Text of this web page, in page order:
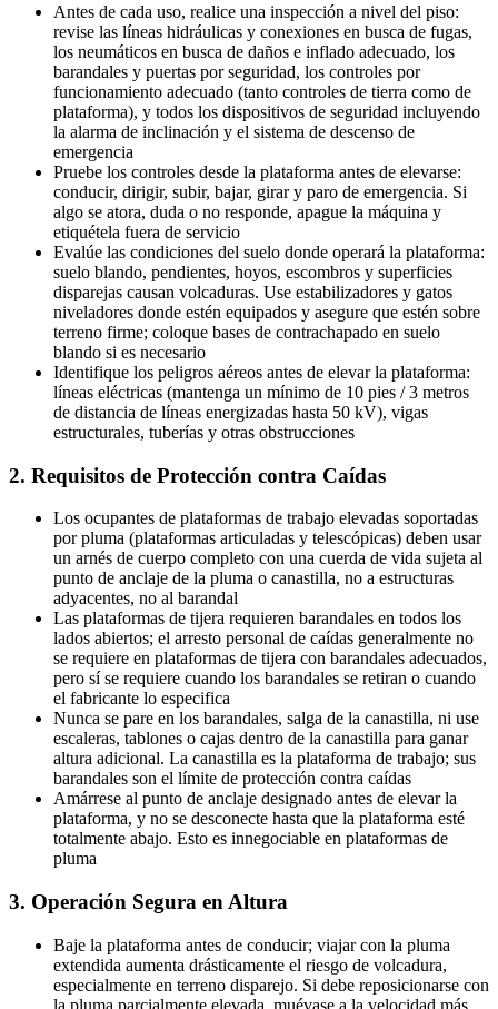
Antes de cada uso, realice una inspección a nivel del piso:
revise las líneas hidráulicas y conexiones en busca de fugas,
los neumáticos en busca de daños e inflado adecuado, los
barandales y puertas por seguridad, los controles por
funcionamiento adecuado (tanto controles de tierra como de
plataforma), y todos los dispositivos de seguridad incluyendo
la alarma de inclinación y el sistema de descenso de
emergencia
Pruebe los controles desde la plataforma antes de elevarse:
conducir, dirigir, subir, bajar, girar y paro de emergencia. Si
algo se atora, duda o no responde, apague la máquina y
etiquétela fuera de servicio
Evalúe las condiciones del suelo donde operará la plataforma:
suelo blando, pendientes, hoyos, escombros y superficies
disparejas causan volcaduras. Use estabilizadores y gatos
niveladores donde estén equipados y asegure que estén sobre
terreno firme; coloque bases de contrachapado en suelo
blando si es necesario
Identifique los peligros aéreos antes de elevar la plataforma:
líneas eléctricas (mantenga un mínimo de 10 pies / 3 metros
de distancia de líneas energizadas hasta 50 kV), vigas
estructurales, tuberías y otras obstrucciones
2. Requisitos de Protección contra Caídas
Los ocupantes de plataformas de trabajo elevadas soportadas
por pluma (plataformas articuladas y telescópicas) deben usar
un arnés de cuerpo completo con una cuerda de vida sujeta al
punto de anclaje de la pluma o canastilla, no a estructuras
adyacentes, no al barandal
Las plataformas de tijera requieren barandales en todos los
lados abiertos; el arresto personal de caídas generalmente no
se requiere en plataformas de tijera con barandales adecuados,
pero sí se requiere cuando los barandales se retiran o cuando
el fabricante lo especifica
Nunca se pare en los barandales, salga de la canastilla, ni use
escaleras, tablones o cajas dentro de la canastilla para ganar
altura adicional. La canastilla es la plataforma de trabajo; sus
barandales son el límite de protección contra caídas
Amárrese al punto de anclaje designado antes de elevar la
plataforma, y no se desconecte hasta que la plataforma esté
totalmente abajo. Esto es innegociable en plataformas de
pluma
3. Operación Segura en Altura
Baje la plataforma antes de conducir; viajar con la pluma
extendida aumenta drásticamente el riesgo de volcadura,
especialmente en terreno disparejo. Si debe reposicionarse con
la pluma parcialmente elevada, muévase a la velocidad más